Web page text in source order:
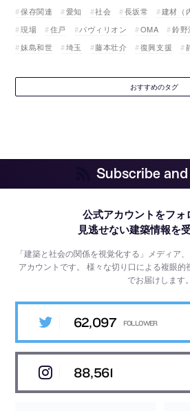
保存関連
愛知 社会 長坂常 建材（
現場
住戸 パヴィリオン OMA 鈴野
妹島和世
埼玉 藤本壮介 復興支援
おすすめのタグ
Subscribe
公式アカウントをフォ
見逃せない建築情報を
「建築と社会の関係を視覚化する」メディア
アカウントです。様々な切り口による複眼的
でお届けします。
62,097
88,561